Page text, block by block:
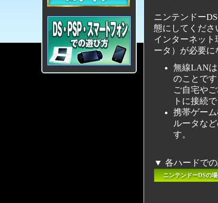
ニンテンドー
態にしてくださ
インターネッ
ータ）が必要に
無線LAN
のことで
ご自宅や
トに接続
携帯ゲー
ルータな
す。
▼ 各ハードで
ニンテンドーDSの